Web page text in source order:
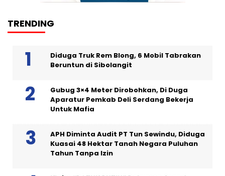
TRENDING
Diduga Truk Rem Blong, 6 Mobil Tabrakan
Beruntun di Sibolangit
Gubug 3×4 Meter Dirobohkan, Di Duga
Aparatur Pemkab Deli Serdang Bekerja
Untuk Mafia
APH Diminta Audit PT Tun Sewindu, Diduga
Kuasai 48 Hektar Tanah Negara Puluhan
Tahun Tanpa Izin